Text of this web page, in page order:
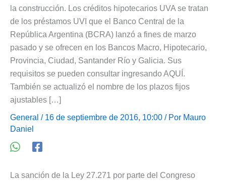
la construcción. Los créditos hipotecarios UVA se tratan
de los préstamos UVI que el Banco Central de la
República Argentina (BCRA) lanzó a fines de marzo
pasado y se ofrecen en los Bancos Macro, Hipotecario,
Provincia, Ciudad, Santander Río y Galicia. Sus
requisitos se pueden consultar ingresando AQUÍ.
También se actualizó el nombre de los plazos fijos
ajustables […]
General / 16 de septiembre de 2016, 10:00 / Por Mauro
Daniel
La sanción de la Ley 27.271 por parte del Congreso